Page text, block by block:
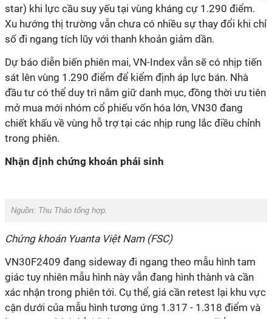
star) khi lực cầu suy yếu tại vùng kháng cự 1.290 điểm.
Xu hướng thị trường vẫn chưa có nhiều sự thay đổi khi chỉ
số đi ngang tích lũy với thanh khoản giảm dần.
Dự báo diễn biến phiên mai, VN-Index vẫn sẽ có nhịp tiến
sát lên vùng 1.290 điểm để kiểm định áp lực bán. Nhà
đầu tư có thể duy trì nắm giữ danh mục, đồng thời ưu tiên
mở mua mới nhóm cổ phiếu vốn hóa lớn, VN30 đang
chiết khấu về vùng hỗ trợ tại các nhịp rung lắc điều chỉnh
trong phiên.
Nhận định chứng khoán phái sinh
Nguồn: Thu Thảo tổng hợp.
Chứng khoán Yuanta Việt Nam (FSC)
VN30F2409 đang sideway đi ngang theo mẫu hình tam
giác tuy nhiên mẫu hình này vẫn đang hình thành và cần
xác nhận trong phiên tới. Cụ thể, giá cần retest lại khu vực
cận dưới của mẫu hình tương ứng 1.317 - 1.318 điểm và